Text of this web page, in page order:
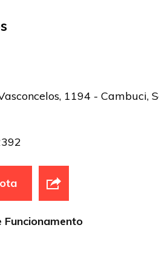
1194 - Cambuci,
Funcionamento